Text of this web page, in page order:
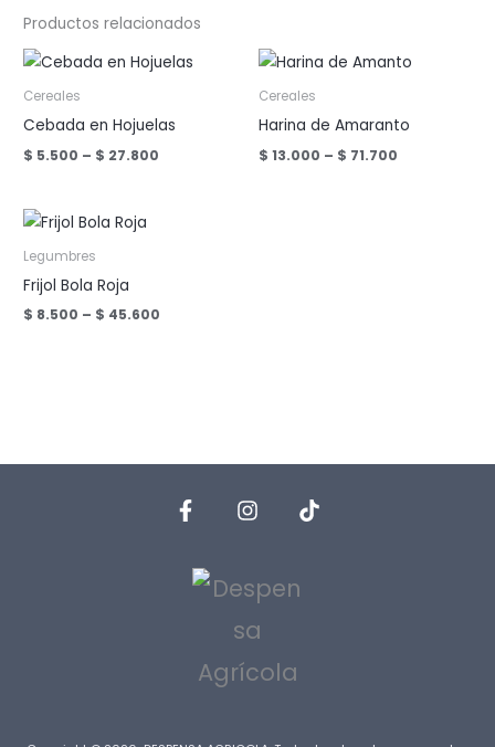
Productos relacionados
Cereales
Cebada en Hojuelas
$ 5.500 – $ 27.800
Cereales
Harina de Amaranto
$ 13.000 – $ 71.700
Legumbres
Frijol Bola Roja
$ 8.500 – $ 45.600